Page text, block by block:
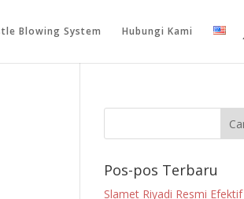
Blowing System Hubungi Kami
Pos-pos Terbaru
Slamet Riyadi Resmi Efektif